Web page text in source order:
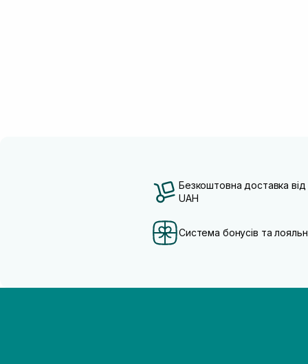
Безкоштовна доставка
UAH
Система бонусів та